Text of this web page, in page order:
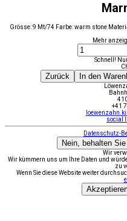
Grösse: 9 Mt/74 Farbe: warm stone
Mehr
Schnell!
Zurück In den
+41
social
Datenschutz-
Nein, behalten
Wir
Wir kümmern uns um Ihre Daten und
zu
Wenn Sie diese Website weiter